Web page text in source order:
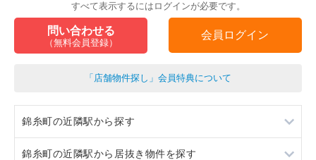
すべて表示するにはログインが必要です。
問い合わせる
（無料会員登録）
会員ログイン
「店舗物件探し」会員特典について
錦糸町の近隣駅から探す
両国
錦糸町の近隣駅から居抜き物件を探す